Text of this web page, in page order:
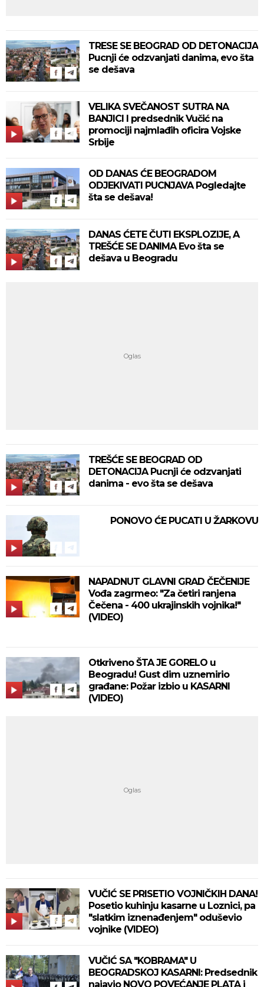
TRESE SE BEOGRAD OD DETONACIJA
Pucnji će odzvanjati danima, evo šta
se dešava
VELIKA SVEČANOST SUTRA NA
BANJICI I predsednik Vučić na
promociji najmlađih oficira Vojske
Srbije
OD DANAS ĆE BEOGRADOM
ODJEKIVATI PUCNJAVA Pogledajte
šta se dešava!
DANAS ĆETE ČUTI EKSPLOZIJE, A
TREŠĆE SE DANIMA Evo šta se
dešava u Beogradu
TREŠĆE SE BEOGRAD OD
DETONACIJA Pucnji će odzvanjati
danima - evo šta se dešava
PONOVO ĆE PUCATI U ŽARKOVU
NAPADNUT GLAVNI GRAD ČEČENIJE
Vođa zagrmeo: "Za četiri ranjena
Čečena - 400 ukrajinskih vojnika!"
(VIDEO)
Otkriveno ŠTA JE GORELO u
Beogradu! Gust dim uznemirio
građane: Požar izbio u KASARNI
(VIDEO)
VUČIĆ SE PRISETIO VOJNIČKIH DANA!
Posetio kuhinju kasarne u Loznici, pa
"slatkim iznenađenjem" oduševio
vojnike (VIDEO)
VUČIĆ SA "KOBRAMA" U
BEOGRADSKOJ KASARNI: Predsednik
najavio NOVO POVEĆANJE PLATA i